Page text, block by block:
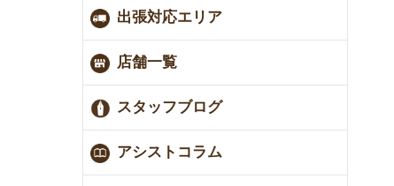
出張対応エリア
店舗一覧
スタッフブログ
アシストコラム